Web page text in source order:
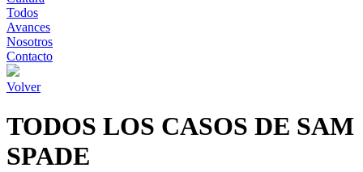
Todos
Avances
Nosotros
Contacto
Volver
TODOS LOS CASOS DE SAM
SPADE